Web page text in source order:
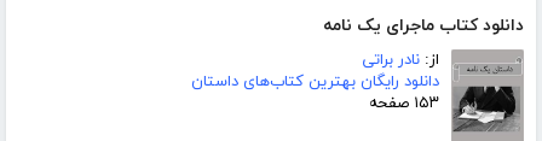
دانلود کتاب ماجرای یک نامه
از: نادر براتی
دانلود رایگان بهترین کتاب‌های داستان
۱۵۳ صفحه